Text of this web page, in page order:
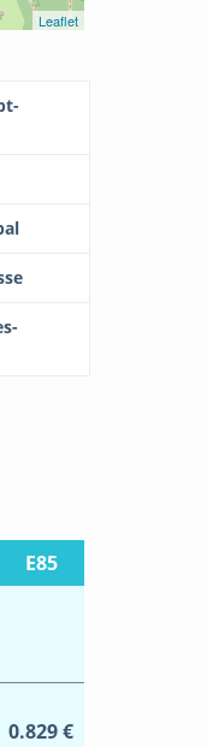
Leaflet
E85
0.829 €